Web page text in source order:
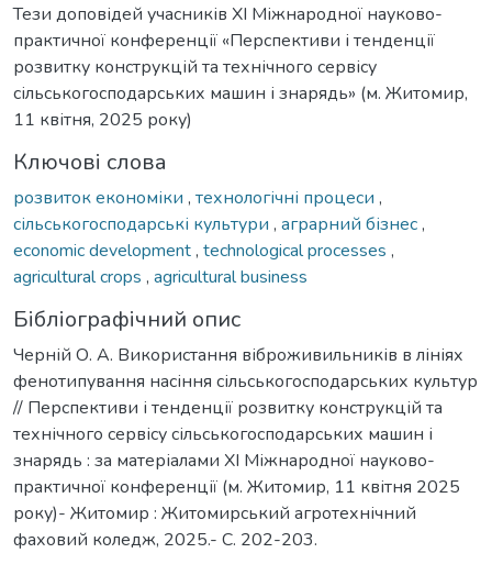
Тези доповідей учасників XI Міжнародної науково-
практичної конференції «Перспективи і тенденції
розвитку конструкцій та технічного сервісу
сільськогосподарських машин і знарядь» (м. Житомир,
11 квітня, 2025 року)
Ключові слова
розвиток економіки , технологічні процеси ,
сільськогосподарські культури , аграрний бізнес,
economic development, technological processes ,
agricultural crops , agricultural business
Бібліографічний опис
Черній О. А. Використання віброживильників в лініях
фенотипування насіння сільськогосподарських культур
// Перспективи і тенденції розвитку конструкцій та
технічного сервісу сільськогосподарських машин і
знарядь : за матеріалами XI Міжнародної науково-
практичної конференції (м. Житомир, 11 квітня 2025
року)- Житомир : Житомирський агротехнічний
фаховий коледж, 2025.- С. 202-203.